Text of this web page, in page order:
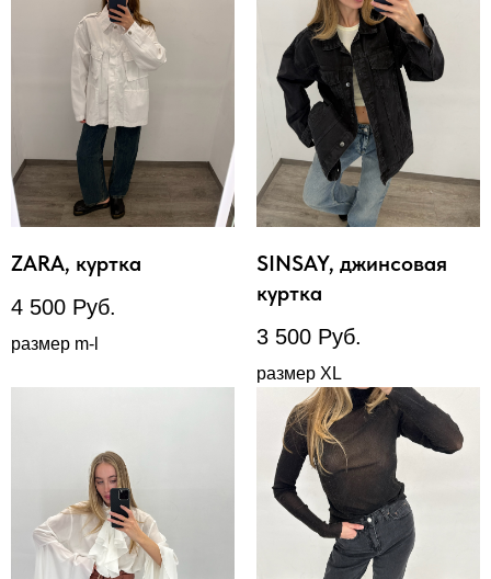
ZARA, куртка
4 500 Руб.
размер m-l
SINSAY, джинсовая
куртка
3 500 Руб.
размер XL